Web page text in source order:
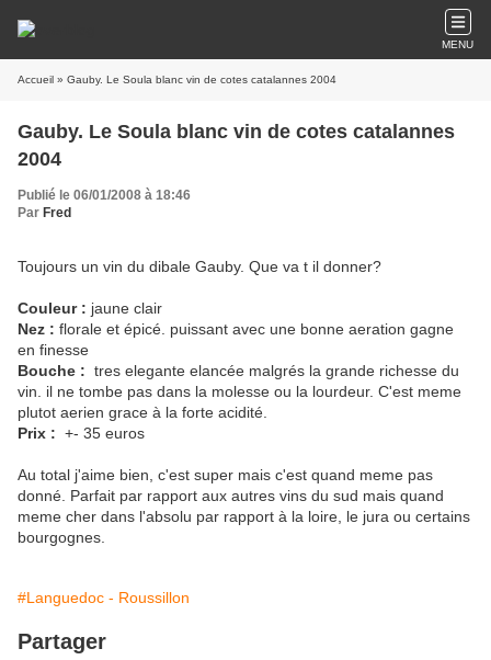
MENU
Accueil » Gauby. Le Soula blanc vin de cotes catalannes 2004
Gauby. Le Soula blanc vin de cotes catalannes
2004
Publié le 06/01/2008 à 18:46
Par Fred
Toujours un vin du dibale Gauby. Que va t il donner?
Couleur : jaune clair
Nez : florale et épicé. puissant avec une bonne aeration gagne
en finesse
Bouche : tres elegante elancée malgrés la grande richesse du
vin. il ne tombe pas dans la molesse ou la lourdeur. C'est meme
plutot aerien grace à la forte acidité.
Prix : +- 35 euros
Au total j'aime bien, c'est super mais c'est quand meme pas
donné. Parfait par rapport aux autres vins du sud mais quand
meme cher dans l'absolu par rapport à la loire, le jura ou certains
bourgognes.
#Languedoc - Roussillon
Partager